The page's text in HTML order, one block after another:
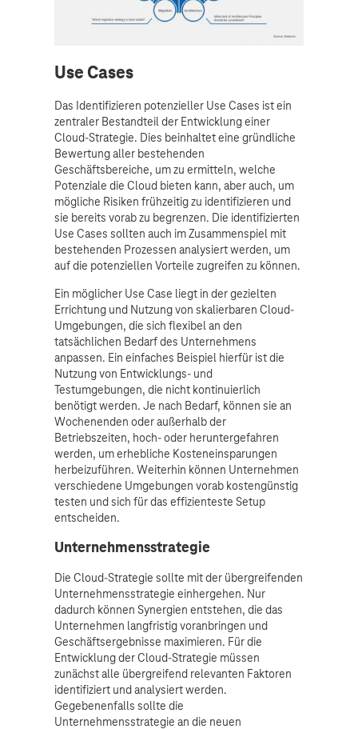
Use Cases
Das Identifizieren potenzieller Use Cases ist ein
zentraler Bestandteil der Entwicklung einer
Cloud-Strategie. Dies beinhaltet eine gründliche
Bewertung aller bestehenden
Geschäftsbereiche, um zu ermitteln, welche
Potenziale die Cloud bieten kann, aber auch, um
mögliche Risiken frühzeitig zu identifizieren und
sie bereits vorab zu begrenzen. Die identifizierten
Use Cases sollten auch im Zusammenspiel mit
bestehenden Prozessen analysiert werden, um
auf die potenziellen Vorteile zugreifen zu können.
Ein möglicher Use Case liegt in der gezielten
Errichtung und Nutzung von skalierbaren Cloud-
Umgebungen, die sich flexibel an den
tatsächlichen Bedarf des Unternehmens
anpassen. Ein einfaches Beispiel hierfür ist die
Nutzung von Entwicklungs- und
Testumgebungen, die nicht kontinuierlich
benötigt werden. Je nach Bedarf, können sie an
Wochenenden oder außerhalb der
Betriebszeiten, hoch- oder heruntergefahren
werden, um erhebliche Kosteneinsparungen
herbeizuführen. Weiterhin können Unternehmen
verschiedene Umgebungen vorab kostengünstig
testen und sich für das effizienteste Setup
entscheiden.
Unternehmensstrategie
Die Cloud-Strategie sollte mit der übergreifenden
Unternehmensstrategie einhergehen. Nur
dadurch können Synergien entstehen, die das
Unternehmen langfristig voranbringen und
Geschäftsergebnisse maximieren. Für die
Entwicklung der Cloud-Strategie müssen
zunächst alle übergreifend relevanten Faktoren
identifiziert und analysiert werden.
Gegebenenfalls sollte die
Unternehmensstrategie an die neuen